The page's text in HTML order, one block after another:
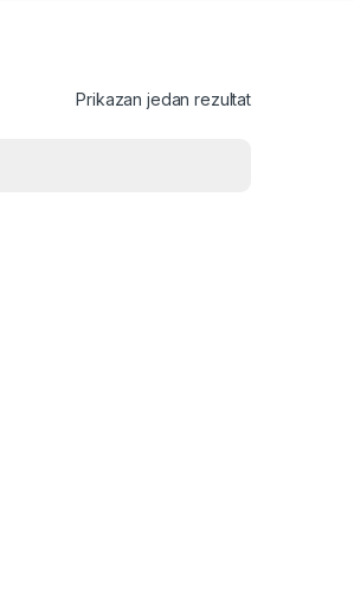
Prikazan jedan rezultat